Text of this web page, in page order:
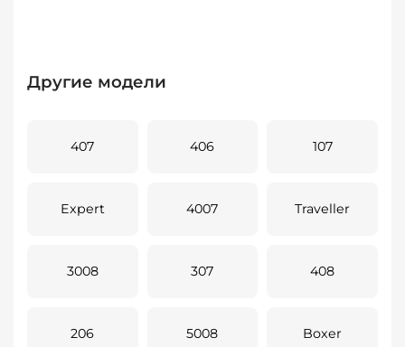
Другие модели
407 406 107
Expert 4007 Traveller
3008 307 408
206 5008 Boxer